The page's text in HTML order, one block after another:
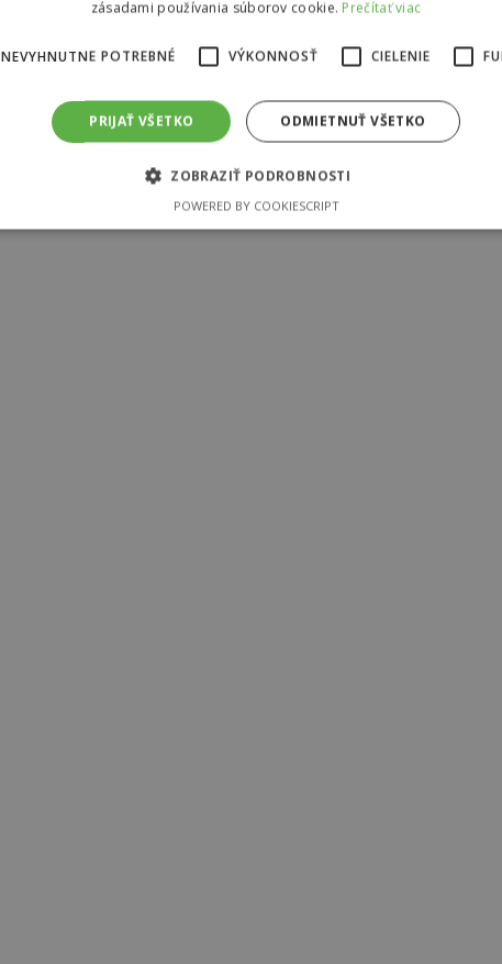
zásadami používania súborov cookie. Prečítať viac
NEVYHNUTNE POTREBNÉ VÝKONNOSŤ CIELENIE
PRIJAŤ VŠETKO ODMIETNUŤ VŠETKO
ZOBRAZIŤ PODROBNOSTI
POWERED BY COOKIESCRIPT